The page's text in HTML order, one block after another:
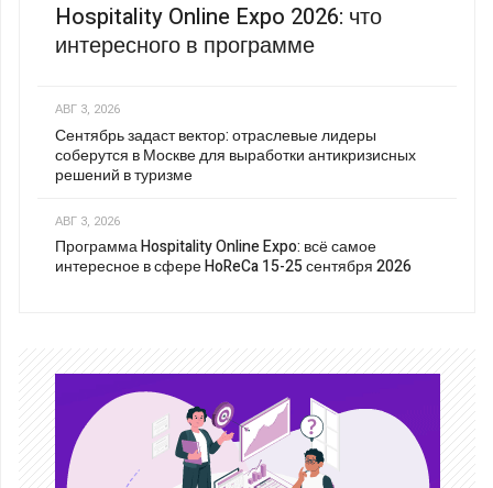
Hospitality Online Expo 2026: что
интересного в программе
АВГ 3, 2026
Сентябрь задаст вектор: отраслевые лидеры
соберутся в Москве для выработки антикризисных
решений в туризме
АВГ 3, 2026
Программа Hospitality Online Expo: всё самое
интересное в сфере HoReCa 15-25 сентября 2026